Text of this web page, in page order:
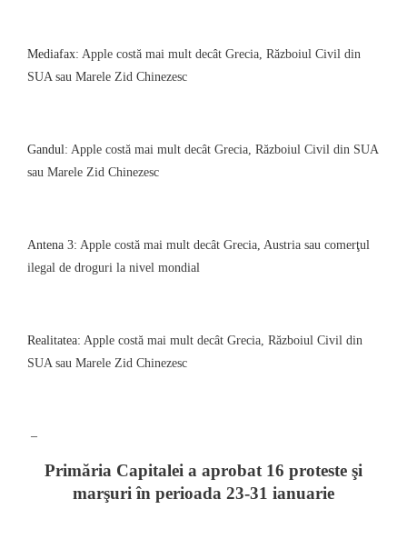
Mediafax: Apple costă mai mult decât Grecia, Războiul Civil din
SUA sau Marele Zid Chinezesc
Gandul: Apple costă mai mult decât Grecia, Războiul Civil din SUA
sau Marele Zid Chinezesc
Antena 3: Apple costă mai mult decât Grecia, Austria sau comerţul
ilegal de droguri la nivel mondial
Realitatea: Apple costă mai mult decât Grecia, Războiul Civil din
SUA sau Marele Zid Chinezesc
–
Primăria Capitalei a aprobat 16 proteste şi
marşuri în perioada 23-31 ianuarie